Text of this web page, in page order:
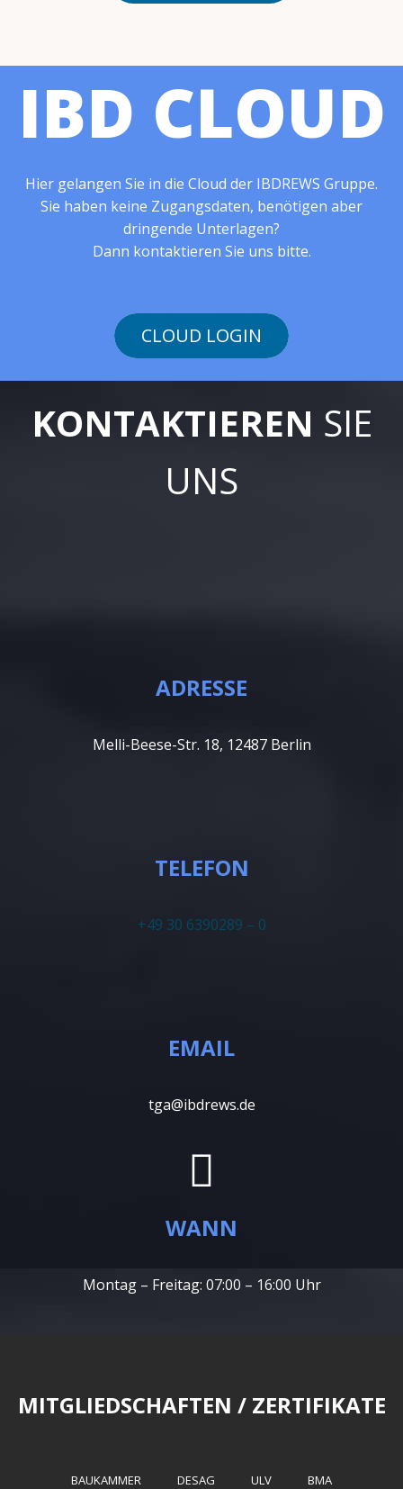
IBD CLOUD
Hier gelangen Sie in die Cloud der IBDREWS Gruppe.
Sie haben keine Zugangsdaten, benötigen aber
dringende Unterlagen?
Dann kontaktieren Sie uns bitte.
CLOUD LOGIN
KONTAKTIEREN SIE
UNS
ADRESSE
Melli-Beese-Str. 18, 12487 Berlin
TELEFON
+49 30 6390289 – 0
EMAIL
tga@ibdrews.de
WANN
Montag – Freitag: 07:00 – 16:00 Uhr
MITGLIEDSCHAFTEN / ZERTIFIKATE
BAUKAMMER DESAG ULV BMA